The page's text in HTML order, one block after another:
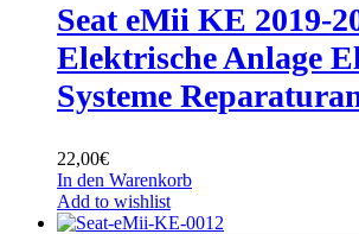
Seat eMii KE 2019-
Elektrische Anlage
Systeme
22,00€
In den Warenkorb
Add to wishlist